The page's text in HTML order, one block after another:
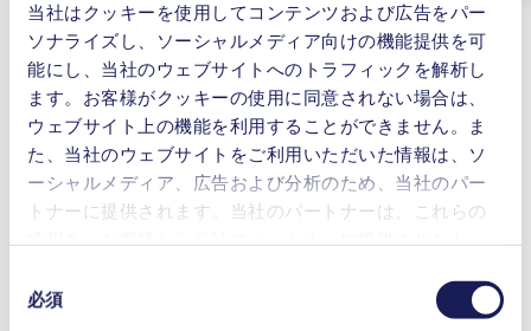
当社はクッキーを使用してコンテンツおよび広告をパー
ソナライズし、ソーシャルメディア向けの機能提供を可
能にし、当社のウェブサイトへのトラフィックを解析し
ます。お客様がクッキーの使用に同意されない場合は、
ウェブサイト上の機能を利用することができません。ま
た、当社のウェブサイトをご利用いただいた情報は、ソ
ーシャルメディア、広告および分析のため、当社のパー
トナーに提供されます。当社のパートナーは、これらの
データと組み合わせる場合があります。お客様の同意登
録は、ウェブサイトの末尾に記載されている「Cookies」
必須
Diaphragm Vacuum Pump
LABOPORT® N 820 G
Chemically resistant, compact and oil-free diaphragm vacuum pump
with manual speed control for adjusting the pump capacity to your
specific application. Suitable for a wide range of Laboratory
applications including extremely aggressive/corrosive gasses and